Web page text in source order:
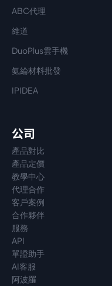
ABC代理
維道
DuoPlus雲手機
氨綸材料批發
IPIDEA
公司
產品對比
產品定價
教學中心
代理合作
客戶案例
合作夥伴
服務
API
單證助手
AI客服
阿波羅